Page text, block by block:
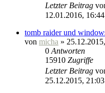
Letzter Beitrag
12.01.2016, 16:44
tomb raider und
von micha »
0 Antworten
15910 Zugriffe
Letzter Beitrag
25.12.2015, 21:03